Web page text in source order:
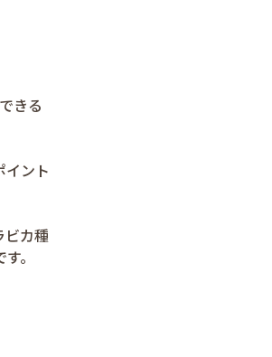
きる
イント
ビカ種
。